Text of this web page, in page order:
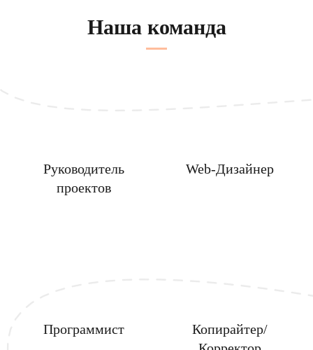
Наша команда
Руководитель
проектов
Web-Дизайнер
Программист
Копирайтер/